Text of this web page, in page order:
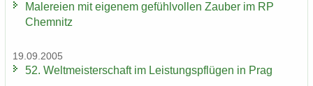
Ma­le­rei­en mit ei­ge­nem ge­fühl­vol­len Zau­ber im RP
Chem­nitz
19.09.2005
52. Welt­meis­ter­schaft im Leis­tungs­pflü­gen in Prag